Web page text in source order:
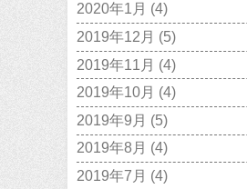
2020年1月 (4)
2019年12月 (5)
2019年11月 (4)
2019年10月 (4)
2019年9月 (5)
2019年8月 (4)
2019年7月 (4)